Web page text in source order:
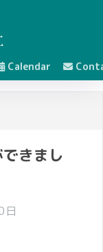
Calendar
きまし
日